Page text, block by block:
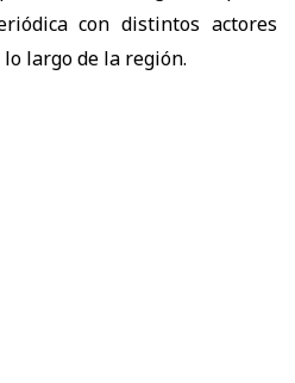
con distintos actores
largo de la región.